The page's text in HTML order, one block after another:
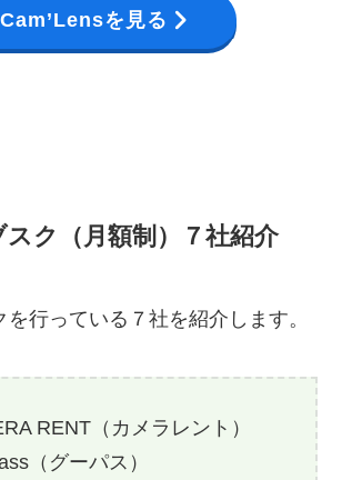
Cam’Lensを見る
ク（月額制）７社紹介
行っている７社を紹介します。
RENT（カメラレント）
（グーパス）